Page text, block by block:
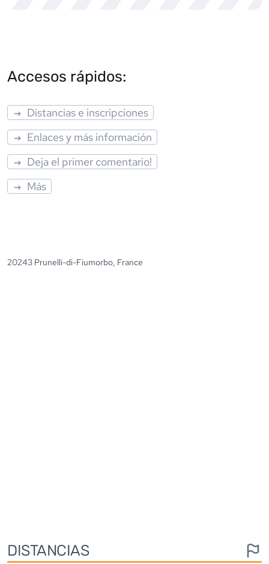
Accesos rápidos:
Distancias e inscripciones
Enlaces y más información
Deja el primer comentario!
Más
20243 Prunelli-di-Fiumorbo, France
DISTANCIAS